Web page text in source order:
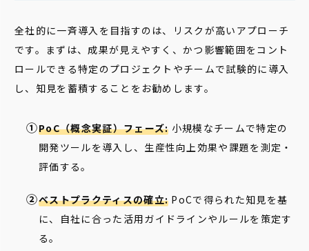
全社的に一斉導入を目指すのは、リスクが高いアプローチ
です。まずは、成果が見えやすく、かつ影響範囲をコント
ロールできる特定のプロジェクトやチームで試験的に導入
し、知見を蓄積することをお勧めします。
PoC（概念実証）フェーズ: 小規模なチームで特定の
開発ツールを導入し、生産性向上効果や課題を測定・
評価する。
ベストプラクティスの確立: PoCで得られた知見を基
に、自社に合った活用ガイドラインやルールを策定す
る。